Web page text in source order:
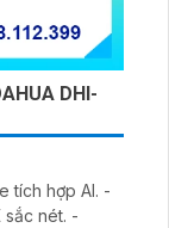
DHI-
tích hợp AI. -
sắc nét. -